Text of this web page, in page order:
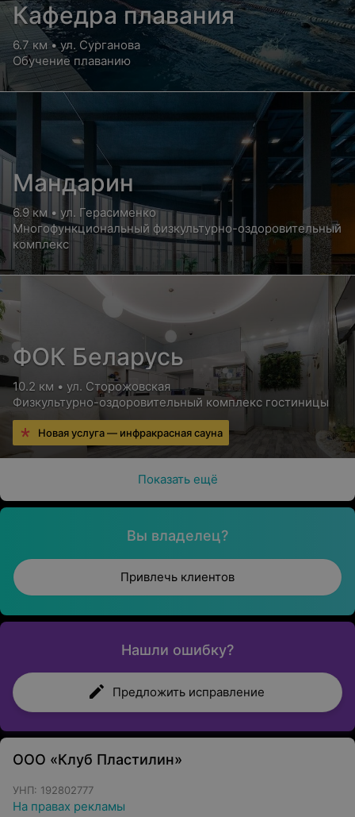
Кафедра плавания
6.7 км • ул. Сурганова
Обучение плаванию
Мандарин
6.9 км • ул. Герасименко
Многофункциональный физкультурно-оздоровительный
комплекс
ФОК Беларусь
10.2 км • ул. Сторожовская
Физкультурно-оздоровительный комплекс гостиницы
Новая услуга — инфракрасная сауна
Показать ещё
Вы владелец?
Привлечь клиентов
Нашли ошибку?
Предложить исправление
ООО «Клуб Пластилин»
УНП: 192802777
На правах рекламы